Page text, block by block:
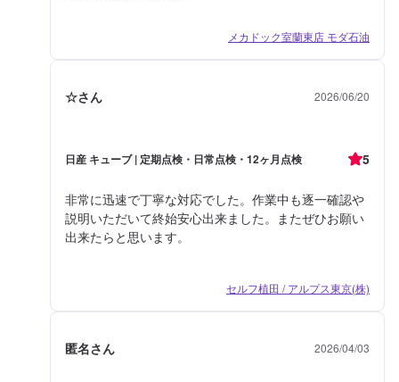
メカドック室蘭東店 モダ石油
☆さん 2026/06/20
日産 キューブ | 定期点検・日常点検・12ヶ月点検 5
非常に迅速で丁寧な対応でした。作業中も逐一確認や
説明いただいて終始安心出来ました。またぜひお願い
出来たらと思います。
セルフ植田 / アルプス東京(株)
匿名さん 2026/04/03